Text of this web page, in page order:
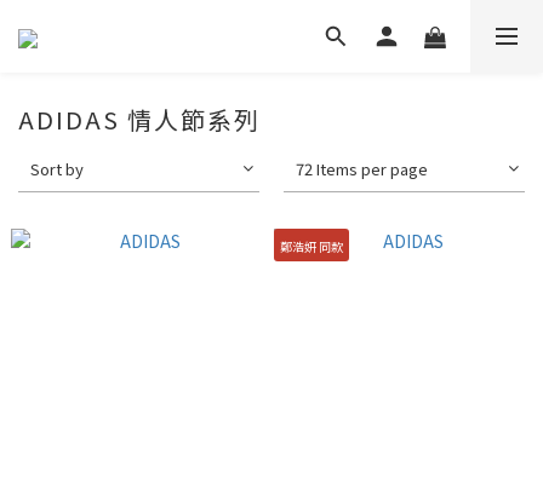
ADIDAS 情人節系列
Sort by 72 Items per page
鄭浩妍 同款